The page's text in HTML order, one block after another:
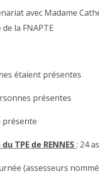
avec Madame
la FNAPTE
étaient présentes
présentes
présente
TPE de RENNES: 24
(assesseurs